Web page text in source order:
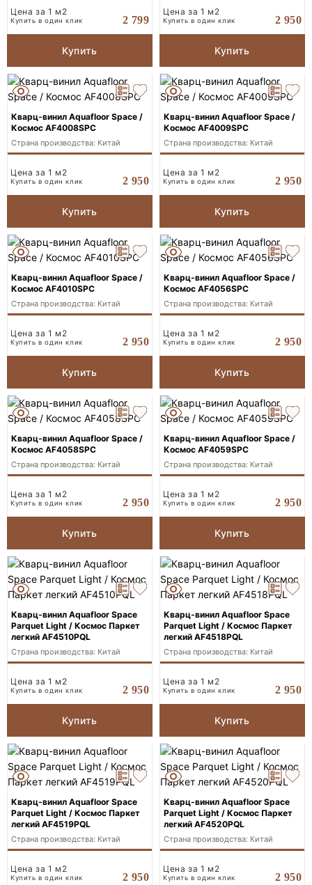
Цена за 1 м2
Купить в один клик 2 799
Купить
Цена за 1 м2
Купить в один клик 2 950
Купить
Кварц-винил Aquafloor Space /
Космос AF4008SPC
Страна производства: Китай
Цена за 1 м2
Купить в один клик 2 950
Купить
Кварц-винил Aquafloor Space /
Космос AF4009SPC
Страна производства: Китай
Цена за 1 м2
Купить в один клик 2 950
Купить
Кварц-винил Aquafloor Space /
Космос AF4010SPC
Страна производства: Китай
Цена за 1 м2
Купить в один клик 2 950
Купить
Кварц-винил Aquafloor Space /
Космос AF4056SPC
Страна производства: Китай
Цена за 1 м2
Купить в один клик 2 950
Купить
Кварц-винил Aquafloor Space /
Космос AF4058SPC
Страна производства: Китай
Цена за 1 м2
Купить в один клик 2 950
Купить
Кварц-винил Aquafloor Space /
Космос AF4059SPC
Страна производства: Китай
Цена за 1 м2
Купить в один клик 2 950
Купить
Кварц-винил Aquafloor Space
Parquet Light / Космос Паркет
легкий AF4510PQL
Страна производства: Китай
Цена за 1 м2
Купить в один клик 2 950
Купить
Кварц-винил Aquafloor Space
Parquet Light / Космос Паркет
легкий AF4518PQL
Страна производства: Китай
Цена за 1 м2
Купить в один клик 2 950
Купить
Кварц-винил Aquafloor Space
Parquet Light / Космос Паркет
легкий AF4519PQL
Страна производства: Китай
Цена за 1 м2
Купить в один клик 2 950
Кварц-винил Aquafloor Space
Parquet Light / Космос Паркет
легкий AF4520PQL
Страна производства: Китай
Цена за 1 м2
Купить в один клик 2 950